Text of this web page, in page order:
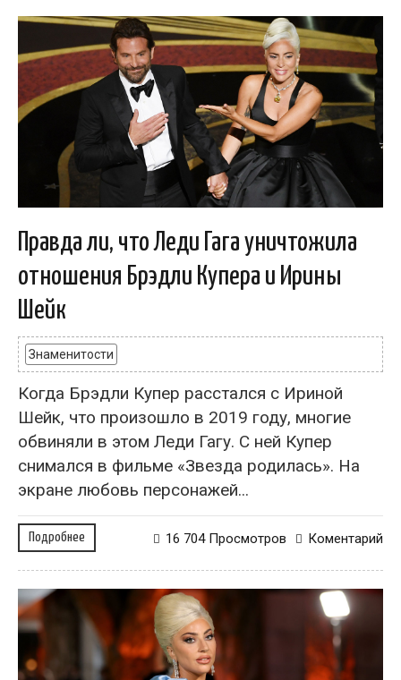
Правда ли, что Леди Гага уничтожила
отношения Брэдли Купера и Ирины
Шейк
Знаменитости
Когда Брэдли Купер расстался с Ириной
Шейк, что произошло в 2019 году, многие
обвиняли в этом Леди Гагу. С ней Купер
снимался в фильме «Звезда родилась». На
экране любовь персонажей...
Подробнее Коментарий
16 704 Просмотров